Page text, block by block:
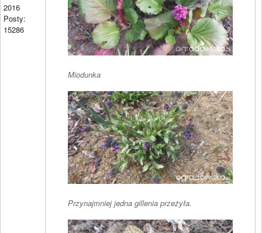
2016
Posty:
15286
Miodunka
Przynajmniej jedna gillenia przeżyła.